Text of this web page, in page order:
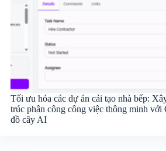
Tối ưu hóa các dự án cải tạo nhà bếp:
trúc phân công công việc thông minh với
đồ cây AI